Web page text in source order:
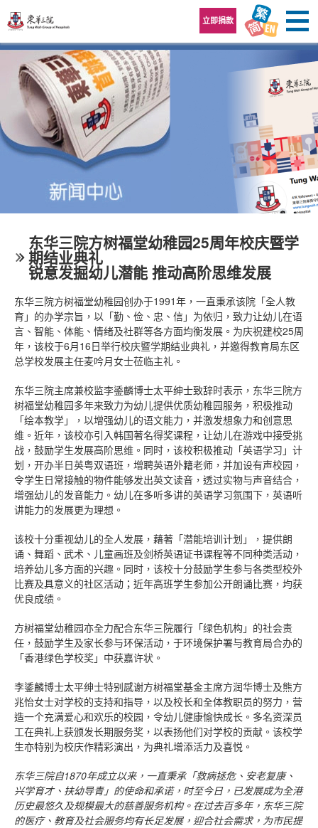
立即捐款
东华三院方树福堂幼稚园25周年校庆暨学
期结业典礼
锐意发掘幼儿潜能 推动高阶思维发展
东华三院方树福堂幼稚园创办于1991年，一直秉承该院「全人教
育」的办学宗旨，以「勤、俭、忠、信」为依归，致力让幼儿在语
言、智能、体能、情绪及社群等各方面均衡发展。为庆祝建校25周
年，该校于6月16日举行校庆暨学期结业典礼，并邀得教育局东区
总学校发展主任麦吟月女士莅临主礼。
东华三院主席兼校监李鋈麟博士太平绅士致辞时表示，东华三院方
树福堂幼稚园多年来致力为幼儿提供优质幼稚园服务，积极推动
「绘本教学」，以增强幼儿的语文能力，并激发想象力和创意思
维。近年，该校亦引入韩国著名得奖课程，让幼儿在游戏中接受挑
战，鼓励学生发展高阶思维。同时，该校积极推动「英语学习」计
划，开办半日英粤双语班，增聘英语外籍老师，并加设有声校园，
令学生日常接触的物件能够发出英文读音，透过实物与声音结合，
增强幼儿的发音能力。幼儿在多听多讲的英语学习氛围下，英语听
讲能力的发展更为理想。
该校十分重视幼儿的全人发展，藉著「潜能培训计划」，提供朗
诵、舞蹈、武术、儿童画班及剑桥英语证书课程等不同种类活动，
培养幼儿多方面的兴趣。同时，该校十分鼓励学生参与各类型校外
比赛及具意义的社区活动；近年高班学生参加公开朗诵比赛，均获
优良成绩。
方树福堂幼稚园亦全力配合东华三院履行「绿色机构」的社会责
任，鼓励学生及家长参与环保活动，于环境保护署与教育局合办的
「香港绿色学校奖」中获嘉许状。
李鋈麟博士太平绅士特别感谢方树福堂基金主席方润华博士及熊方
兆怡女士对学校的支持和指导，以及校长和全体教职员的努力，营
造一个充满爱心和欢乐的校园，令幼儿健康愉快成长。多名资深员
工在典礼上获颁发长期服务奖，以表扬他们对学校的贡献。该校学
生亦特别为校庆作精彩演出，为典礼增添活力及喜悦。
东华三院自1870年成立以来，一直秉承「救病拯危、安老复康、
兴学育才、扶幼导青」的使命和承诺，时至今日，已发展成为全港
历史最悠久及规模最大的慈善服务机构。在过去百多年，东华三院
的医疗、教育及社会服务均有长足发展，迎合社会需求，为市民提